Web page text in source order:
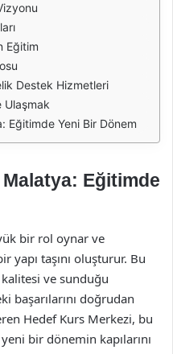
Eğitim
Destek Hizmetleri
Ulaşmak
Eğitimde Yeni Bir Dönem
Eğitimde
bir rol oynar ve
yapı taşını oluşturur. Bu
ve sunduğu
başarılarını doğrudan
Hedef Kurs Merkezi, bu
bir dönemin kapılarını